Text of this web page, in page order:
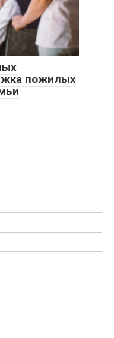
пожилых